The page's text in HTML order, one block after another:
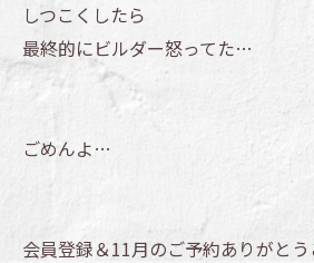
しつこくしたら
最終的にビルダー怒ってた…
ごめんよ…
会員登録＆11月のご予約ありがと